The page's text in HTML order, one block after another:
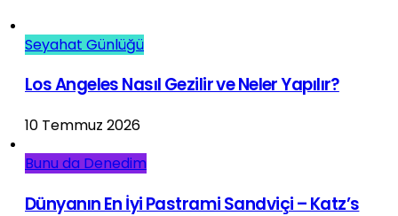
Seyahat Günlüğü
Los Angeles Nasıl Gezilir ve Neler Yapılır?
10 Temmuz 2026
Bunu da Denedim
Dünyanın En İyi Pastrami Sandviçi – Katz’s